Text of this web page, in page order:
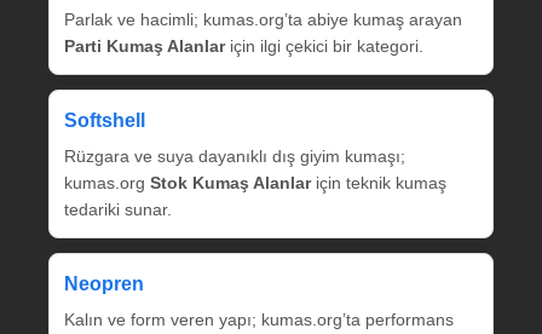
Parlak ve hacimli; kumas.org’ta abiye kumaş arayan
Parti Kumaş Alanlariçin ilgi çekici bir kategori.
Softshell
Rüzgara ve suya dayanıklı dış giyim kumaşı;
kumas.org Stok Kumaş Alanlariçin teknik kumaş
tedariki sunar.
Neopren
Kalın ve form veren yapı; kumas.org’ta performans